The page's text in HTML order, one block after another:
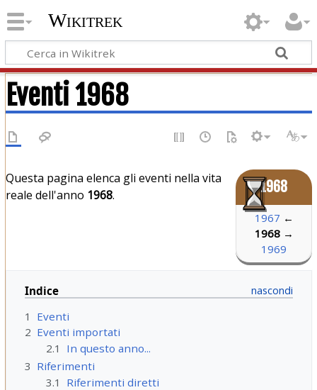
Wikitrek
Eventi 1968
1968
1967 ←
1968→
1969
Questa pagina elenca gli eventi nella vita
reale dell'anno 1968.
Indice
1
Eventi
2 Eventi importati
2.1
In questo anno...
3 Riferimenti
3.1
Riferimenti diretti